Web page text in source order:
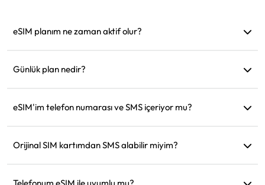
eSIM planım ne zaman aktif olur?
Hareket etmeden önce yüklemenizi öneririz.
Günlük plan nedir?
kadar geçerli olur. Günlük veri miktarını tükettiğinizde hız
eSIM'im telefon numarası ve SMS içeriyor mu?
uygulamaları iletişim için kullanabilirsiniz.
Orijinal SIM kartımdan SMS alabilir miyim?